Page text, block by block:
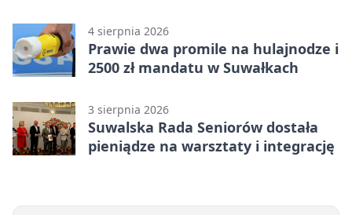
4 sierpnia 2026
Prawie dwa promile na hulajnodze i
2500 zł mandatu w Suwałkach
3 sierpnia 2026
Suwalska Rada Seniorów dostała
pieniądze na warsztaty i integrację